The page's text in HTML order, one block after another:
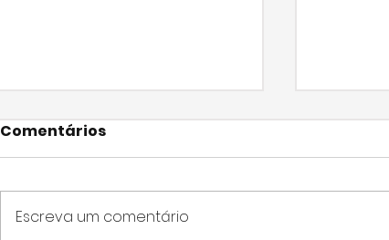
Comentários
Escreva um comentário